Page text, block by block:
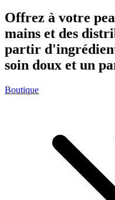
Offrez à votre
mains et des
partir
soin doux et un
Boutique